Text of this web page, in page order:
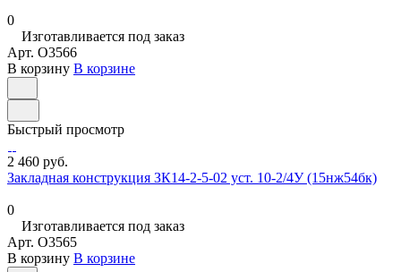
0
Изготавливается под заказ
Арт. O3566
В корзину В корзине
Быстрый просмотр
2 460 руб.
Закладная конструкция ЗК14-2-5-02 уст. 10-2/4У (15нж54бк)
0
Изготавливается под заказ
Арт. O3565
В корзину В корзине